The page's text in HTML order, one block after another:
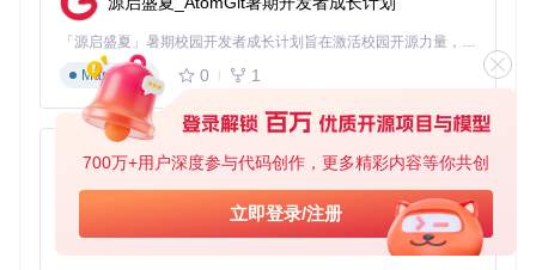
700万+用户深度参与代码创作，更多精彩内容等你共创
立即登录/注册
使用网盘直链下载助手后，下载速度得到了显著提升。以一个
1GB的文件为例，原来需要1小时才能下载完成，现在只需要1
0分钟左右。而且，下载过程稳定，很少出现中断的情况。
工具支持八大主流网盘，你可以在不同的网盘之间无缝切换，
无需重复安装和配置。无论是百度网盘、阿里云盘还是天翼云
盘，都能轻松获取直链地址。
「源启盛夏」暑期校园开发者成长计划旨在激活校园开源力量，通过积分激励、认证扶持、资源倾斜等形式，引导高校组织和开发者完成「入驻 — 建项目 — 做贡献 — 获认证 — 得资源」的完整闭环。无论你是想带领社团入驻平台的组织者，还是希望用代码贡献证明自己的开发者，都能在这里找到属于你的成长路径。
Markdown
0 1
py-xiaozhi
基于Python的Xiaozhi AI，适用于想要完整Xiaozhi体验而无需拥有专用硬件的用户。
Python
0 1